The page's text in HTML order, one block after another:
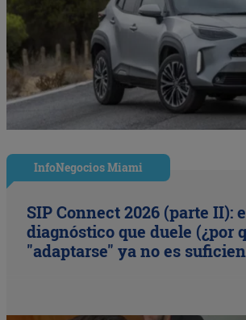
InfoNegocios Miami
SIP Connect 2026 (parte II):
diagnóstico que duele (¿por
"adaptarse" ya no es